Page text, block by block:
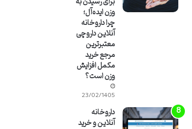
وزن ایده‌آل؛
چرا داروخانه
آنلاین داروچی
معتبرترین
مرجع خرید
مکمل افزایش
وزن است؟
23/02/1405
داروخانه
آنلاین و خرید